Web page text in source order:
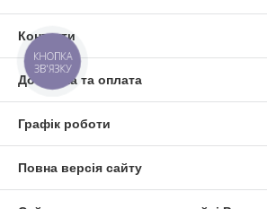
Контакти
Доставка та оплата
Графік роботи
Повна версія сайту
КНОПКА
ЗВ'ЯЗКУ